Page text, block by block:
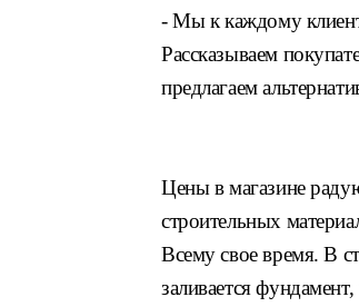
- Мы к каждому
Рассказываем
предлагаем
Цены в магазине
строительных
Всему свое время. В
заливается